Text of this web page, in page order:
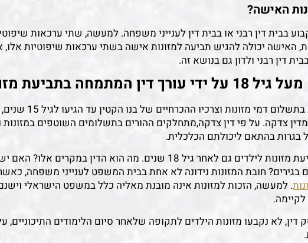
האישה?
בבית דין רבני או בבית דין לענייני משפחה. למעשה, שתי ערכאות
האישה יכולה להגיש תביעה למזונות אישה בשתי ערכאות שיפוטיות אלו,
דין רבני ולדון גם בנושא זה.
בתביעת מזונות
על פי ההלכה היהודית, חייב אב בתשלום דמי
מדין צדקה. על פי דין צדקה,מתחלקים ההורים בתשלומים השוטפים במזונות
בגרות בהתאם ליכולתם הכלכלית.
קיימים מקרים בהם מוגשת תביעת מזונות לילדים גם לאחר גיל 18 שנים. מה הוא הדין במקרים
בגירים? חובת המזונות נידונה לא אחת בבית המשפט לענייני משפחה,
. למעשה, הזכות למזונות אינה מובנת מאליה כלל במשפט הישראלי
דין, לא נקבעו מזונות הילדים לתקופה שלאחר סיום הלימודים התיכוניים,